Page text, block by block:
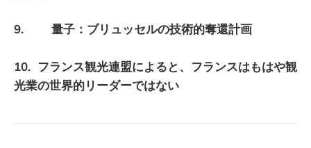
9. 量子：ブリュッセルの技術的奪還計画
10. フランス観光連盟によると、フランスはもはや観
光業の世界的リーダーではない